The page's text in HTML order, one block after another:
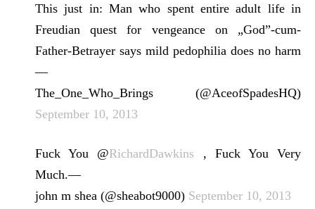
This just in: Man who spent entire adult life in
Freudian quest for vengeance on „God”-cum-
Father-Betrayer says mild pedophilia does no harm
—
The_One_Who_Brings (@AceofSpadesHQ)
September 10, 2013
Fuck You @RichardDawkins , Fuck You Very
Much.—
john m shea (@sheabot9000) September 10, 2013